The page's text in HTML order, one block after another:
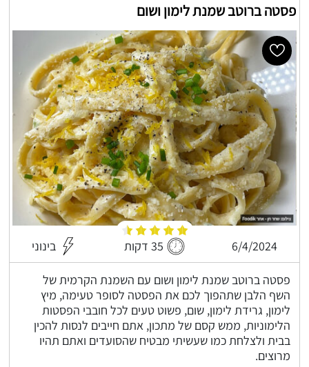
פסטה ברוטב שמנת לימון ושום
6/4/2024 35 דקות בינוני
פסטה ברוטב שמנת לימון ושום עם השמנת הקרמית של
השף הלבן שתהפוך לכם את הפסטה לסופר טעימה, מיץ
לימון, גרידת לימון, שום, פשוט טעים לכל חובבי הפסטות
הלימוניות, ממש קסם של מתכון, אתם חייבים לנסות להכין
בבית ולצלחת כמו שעשיתי מבטיח שהסועדים ואתם תהיו
מרוצים.